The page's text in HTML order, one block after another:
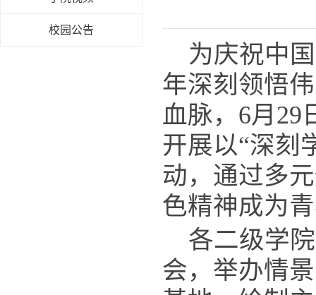
校园公告
为庆祝中
年深刻领悟
血脉，6月29
开展以“深刻
动，通过多
色精神成为
各二级学
会，举办情